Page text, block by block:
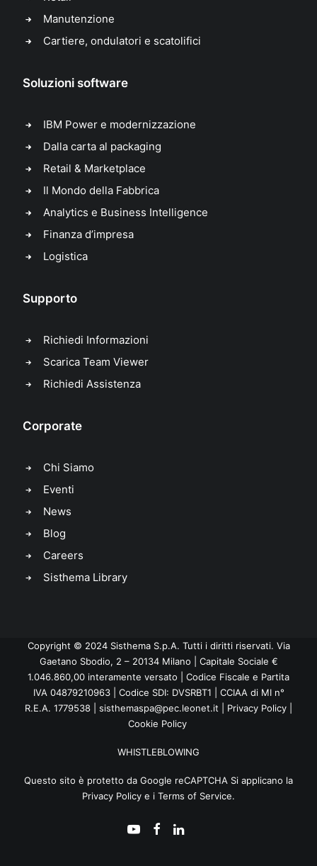
Manutenzione
Cartiere, ondulatori e scatolifici
Soluzioni software
IBM Power e modernizzazione
Dalla carta al packaging
Retail & Marketplace
Il Mondo della Fabbrica
Analytics e Business Intelligence
Finanza d’impresa
Logistica
Supporto
Richiedi Informazioni
Scarica Team Viewer
Richiedi Assistenza
Corporate
Chi Siamo
Eventi
News
Blog
Careers
Sisthema Library
Copyright © 2024 Sisthema S.p.A. Tutti i diritti riservati. Via
Gaetano Sbodio, 2 – 20134 Milano | Capitale Sociale €
1.046.860,00 interamente versato | Codice Fiscale e Partita
IVA 04879210963 | Codice SDI: DVSRBT1 | CCIAA di MI n°
R.E.A. 1779538 | sisthemaspa@pec.leonet.it Privacy Policy
Cookie Policy
WHISTLEBLOWING
Questo sito è protetto da Google reCAPTCHA Si applicano la
Privacy Policy e i Terms of Service.